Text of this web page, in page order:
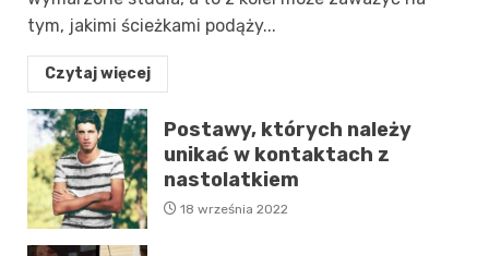
tym, jakimi ścieżkami podąży...
Czytaj więcej
Postawy, których należy
unikać w kontaktach z
nastolatkiem
18 września 2022